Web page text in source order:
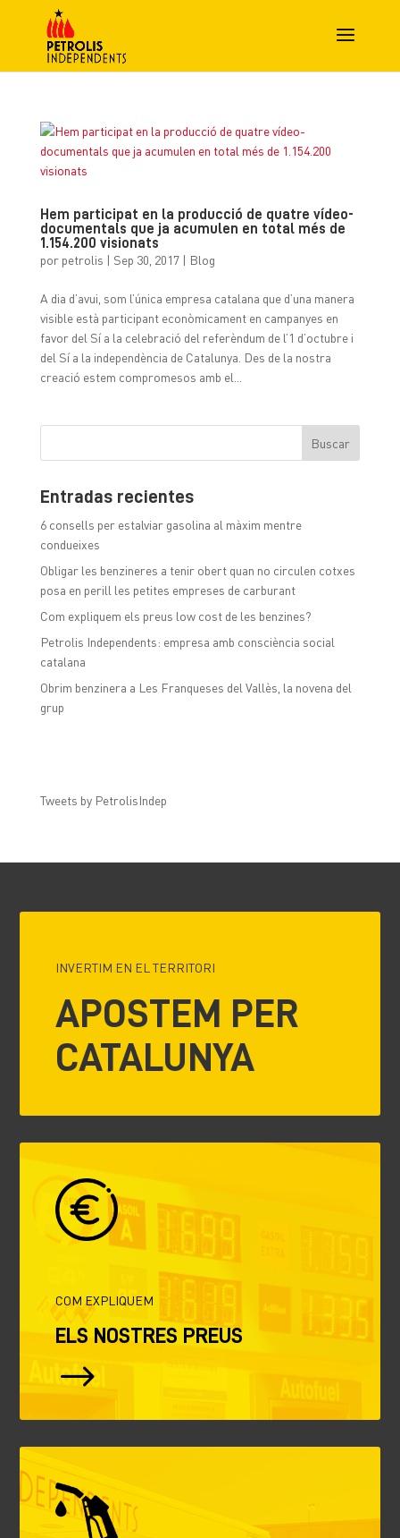
Hem participat en la producció de quatre vídeo-
documentals que ja acumulen en total més de
1.154.200 visionats
por petrolis | Sep 30, 2017| Blog
A dia d’avui, som l’única empresa catalana que d’una manera
visible està participant econòmicament en campanyes en
favor del Sí a la celebració del referèndum de l’1 d’octubre i
del Sí a la independència de Catalunya. Des de la nostra
creació estem compromesos amb el...
Entradas recientes
6 consells per estalviar gasolina al màxim mentre
condueixes
Obligar les benzineres a tenir obert quan no circulen cotxes
posa en perill les petites empreses de carburant
Com expliquem els preus low cost de les benzines?
Petrolis Independents: empresa amb consciència social
catalana
Obrim benzinera a Les Franqueses del Vallès, la novena del
grup
Tweets by PetrolisIndep
INVERTIM EN EL TERRITORI
APOSTEM PER
CATALUNYA
COM EXPLIQUEM
ELS NOSTRES PREUS
$